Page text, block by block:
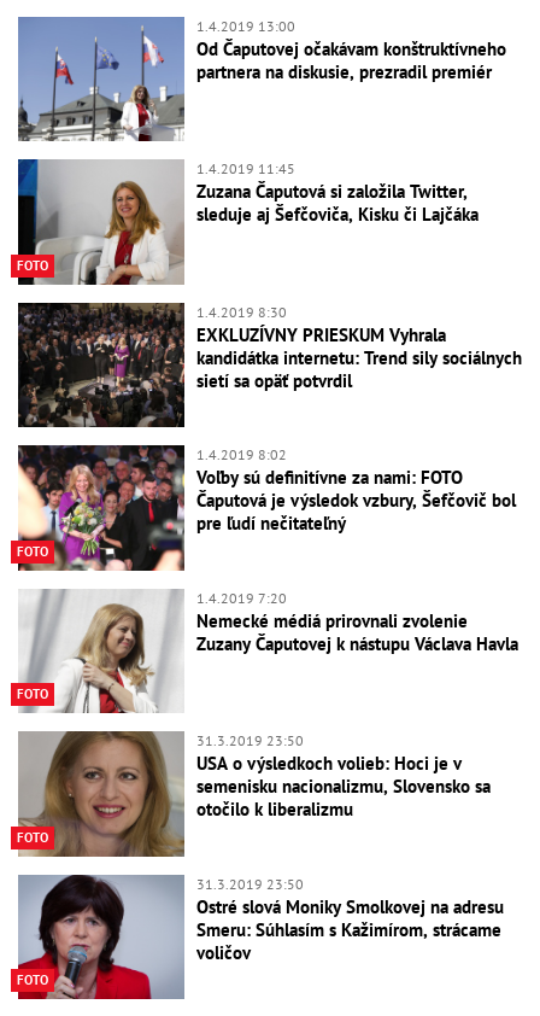
1.4.2019 13:00
Od Čaputovej očakávam konštruktívneho
partnera na diskusie, prezradil premiér
FOTO
1.4.2019 11:45
Zuzana Čaputová si založila Twitter,
sleduje aj Šefčoviča, Kisku či Lajčáka
1.4.2019 8:30
EXKLUZÍVNY PRIESKUM Vyhrala
kandidátka internetu: Trend sily sociálnych
sietí sa opäť potvrdil
FOTO
1.4.2019 8:02
Voľby sú definitívne za nami: FOTO
Čaputová je výsledok vzbury, Šefčovič bol
pre ľudí nečitateľný
FOTO
1.4.2019 7:20
Nemecké médiá prirovnali zvolenie
Zuzany Čaputovej k nástupu Václava Havla
FOTO
31.3.2019 23:50
USA o výsledkoch volieb: Hoci je v
semenisku nacionalizmu, Slovensko sa
otočilo k liberalizmu
FOTO
31.3.2019 23:50
Ostré slová Moniky Smolkovej na adresu
Smeru: Súhlasím s Kažimírom, strácame
voličov